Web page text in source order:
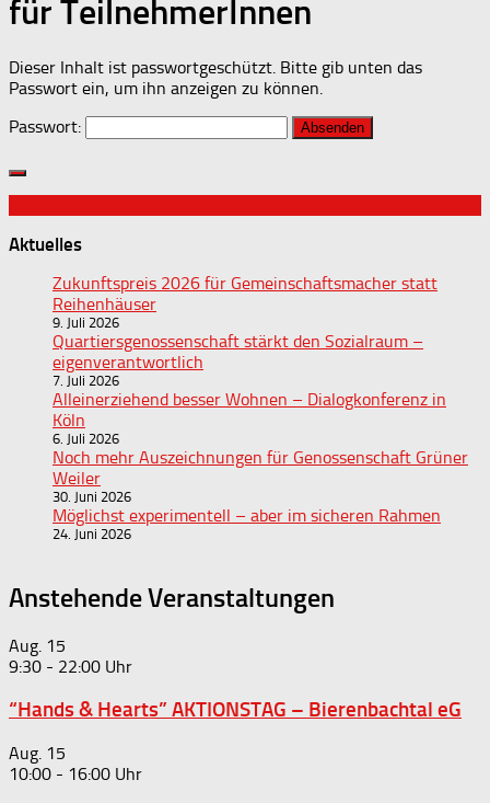
für TeilnehmerInnen
Dieser Inhalt ist passwortgeschützt. Bitte gib unten das
Passwort ein, um ihn anzeigen zu können.
Passwort:
Aktuelles
Zukunftspreis 2026 für Gemeinschaftsmacher statt
Reihenhäuser
9. Juli 2026
Quartiersgenossenschaft stärkt den Sozialraum –
eigenverantwortlich
7. Juli 2026
Alleinerziehend besser Wohnen – Dialogkonferenz in
Köln
6. Juli 2026
Noch mehr Auszeichnungen für Genossenschaft Grüner
Weiler
30. Juni 2026
Möglichst experimentell – aber im sicheren Rahmen
24. Juni 2026
Anstehende Veranstaltungen
Aug. 15
9:30 - 22:00
“Hands & Hearts” AKTIONSTAG – Bierenbachtal eG
Aug. 15
10:00 - 16:00